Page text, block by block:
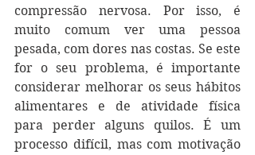
compressão nervosa. Por isso, é
muito comum ver uma pessoa
pesada, com dores nas costas. Se este
for o seu problema, é importante
considerar melhorar os seus hábitos
alimentares e de atividade física
para perder alguns quilos. É um
processo difícil, mas com motivação